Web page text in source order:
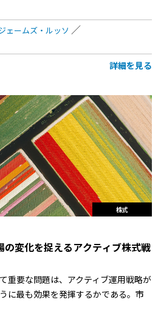
ェームズ・ルッソ
詳細を見る
株式
変化を捉えるアクティブ株式戦
重要な問題は、アクティブ運用戦略が
に最も効果を発揮するかである。市